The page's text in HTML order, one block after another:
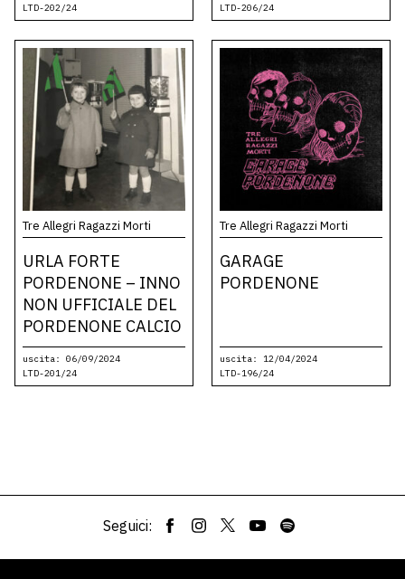
LTD-202/24
LTD-206/24
Tre Allegri Ragazzi Morti
URLA FORTE
PORDENONE – INNO
NON UFFICIALE DEL
PORDENONE CALCIO
uscita: 06/09/2024
LTD-201/24
Tre Allegri Ragazzi Morti
GARAGE
PORDENONE
uscita: 12/04/2024
LTD-196/24
Seguici: